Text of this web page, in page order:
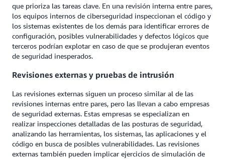
que prioriza las tareas clave. En una revisión interna entre pares,
los equipos internos de ciberseguridad inspeccionan el código y
los sistemas existentes de los demás para identificar errores de
configuración, posibles vulnerabilidades y defectos lógicos que
terceros podrían explotar en caso de que se produjeran eventos
de seguridad inesperados.
Revisiones externas y pruebas de intrusión
Las revisiones externas siguen un proceso similar al de las
revisiones internas entre pares, pero las llevan a cabo empresas
de seguridad externas. Estas empresas se especializan en
realizar inspecciones detalladas de las posturas de seguridad,
analizando las herramientas, los sistemas, las aplicaciones y el
código en busca de posibles vulnerabilidades. Las revisiones
externas también pueden implicar ejercicios de simulación de